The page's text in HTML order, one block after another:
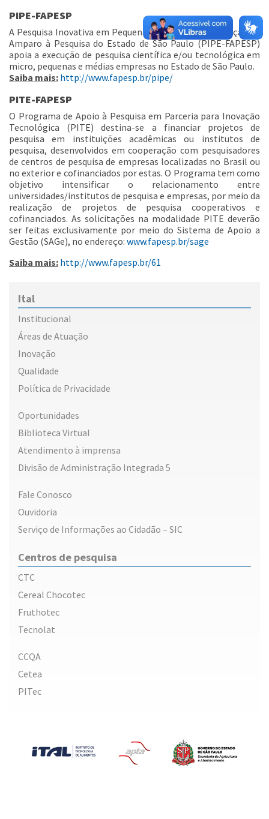
PIPE-FAPESP
A Pesquisa Inovativa em Pequenas Empresas da Fundação de
Amparo à Pesquisa do Estado de São Paulo (PIPE-FAPESP)
apoia a execução de pesquisa científica e/ou tecnológica em
micro, pequenas e médias empresas no Estado de São Paulo.
Saiba mais: http://www.fapesp.br/pipe/
PITE-FAPESP
O Programa de Apoio à Pesquisa em Parceria para Inovação
Tecnológica (PITE) destina-se a financiar projetos de
pesquisa em instituições acadêmicas ou institutos de
pesquisa, desenvolvidos em cooperação com pesquisadores
de centros de pesquisa de empresas localizadas no Brasil ou
no exterior e cofinanciados por estas. O Programa tem como
objetivo intensificar o relacionamento entre
universidades/institutos de pesquisa e empresas, por meio da
realização de projetos de pesquisa cooperativos e
cofinanciados. As solicitações na modalidade PITE deverão
ser feitas exclusivamente por meio do Sistema de Apoio a
Gestão (SAGe), no endereço: www.fapesp.br/sage
Saiba mais: http://www.fapesp.br/61
Ital
Institucional
Áreas de Atuação
Inovação
Qualidade
Política de Privacidade
Oportunidades
Biblioteca Virtual
Atendimento à imprensa
Divisão de Administração Integrada 5
Fale Conosco
Ouvidoria
Serviço de Informações ao Cidadão – SIC
Centros de pesquisa
CTC
Cereal Chocotec
Fruthotec
Tecnolat
CCQA
Cetea
PITec